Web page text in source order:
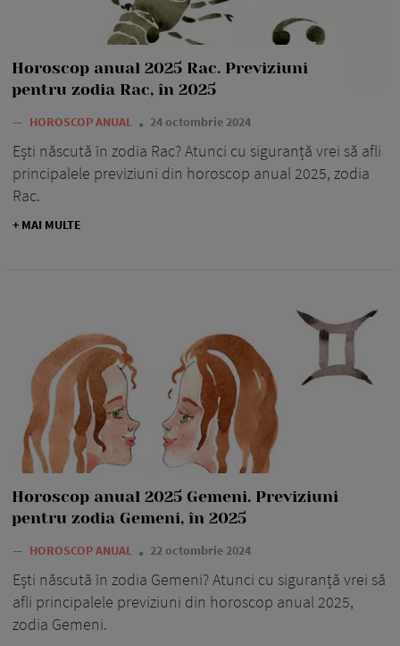
Horoscop anual 2025 Rac. Previziuni
pentru zodia Rac, în 2025
— HOROSCOP ANUAL 24 octombrie 2024
Ești născută în zodia Rac? Atunci cu siguranță vrei să afli
principalele previziuni din horoscop anual 2025, zodia
Rac.
+ MAI MULTE
Horoscop anual 2025 Gemeni. Previziuni
pentru zodia Gemeni, în 2025
— HOROSCOP ANUAL 22 octombrie 2024
Ești născută în zodia Gemeni? Atunci cu siguranță vrei să
afli principalele previziuni din horoscop anual 2025,
zodia Gemeni.